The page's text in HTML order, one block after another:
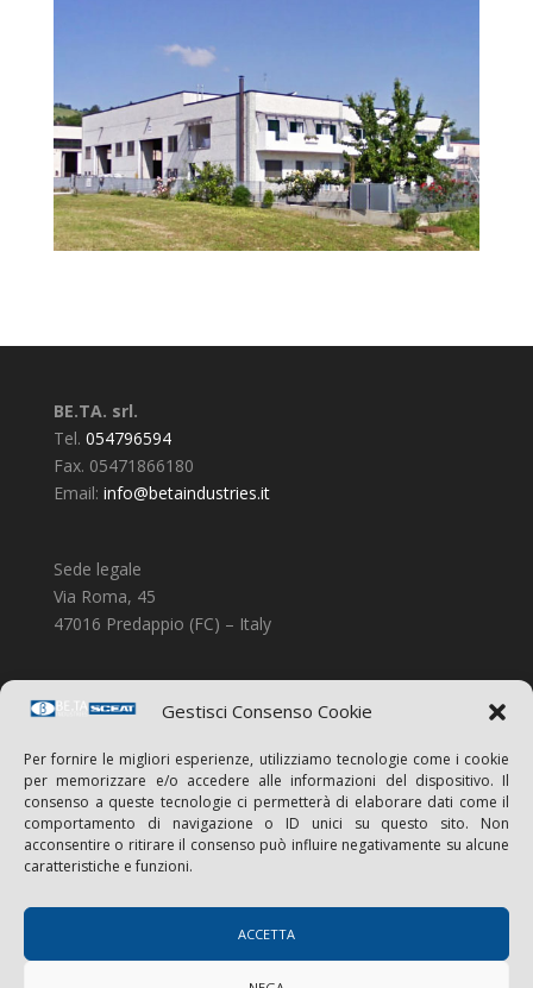
Gestisci Consenso Cookie
Per fornire le migliori esperienze, utilizziamo tecnologie come i cookie
per memorizzare e/o accedere alle informazioni del dispositivo. Il
consenso a queste tecnologie ci permetterà di elaborare dati come il
comportamento di navigazione o ID unici su questo sito. Non
acconsentire o ritirare il consenso può influire negativamente su alcune
caratteristiche e funzioni.
ACCETTA
BE.TA. srl.
Tel. 054796594
Fax. 05471866180
Email: info@betaindustries.it
Sede legale
Via Roma, 45
47016 Predappio (FC) – Italy
Sede operativa
47122 Forli (FC) – Italy